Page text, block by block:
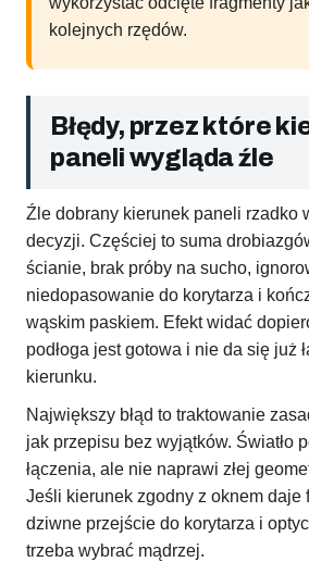
kolejnych rzędów.
Błędy, przez które
paneli wygląda źle
Źle dobrany kierunek paneli rzadko
decyzji. Częściej to suma
ścianie, brak próby na sucho,
niedopasowanie do korytarza i
wąskim paskiem. Efekt widać
podłoga jest gotowa i nie da się już
kierunku.
Największy błąd to traktowanie
jak przepisu bez wyjątków. Światło
łączenia, ale nie naprawi złej
Jeśli kierunek zgodny z oknem daje
dziwne przejście do korytarza i
trzeba wybrać mądrzej.